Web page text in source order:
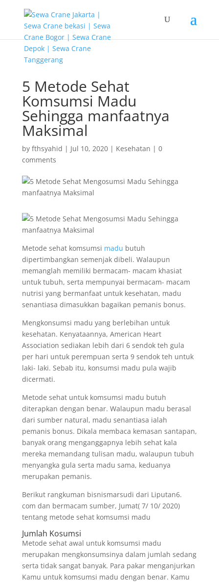
5 Metode Sehat
Komsumsi Madu
Sehingga manfaatnya
Maksimal
by fthsyahid | Jul 10, 2020| Kesehatan | 0
comments
Metode sehat komsumsi madu butuh
dipertimbangkan semenjak dibeli. Walaupun
memanglah memiliki bermacam- macam khasiat
untuk tubuh, serta mempunyai bermacam- macam
nutrisi yang bermanfaat untuk kesehatan, madu
senantiasa dimasukkan bagaikan pemanis bonus.
Mengkonsumsi madu yang berlebihan untuk
kesehatan. Kenyataannya, American Heart
Association sediakan lebih dari 6 sendok teh gula
per hari untuk perempuan serta 9 sendok teh untuk
laki- laki. Sebab itu, konsumsi madu pula wajib
dicermati.
Metode sehat untuk komsumsi madu butuh
diterapkan dengan benar. Walaupun madu berasal
dari sumber natural, madu senantiasa ialah
pemanis bonus. Dikala membaca kemasan santapan,
banyak orang menganggapnya lebih sehat kala
mereka memandang tulisan madu, walaupun tubuh
menyangka gula serta madu sama, keduanya
merupakan pemanis.
Berikut rangkuman bisnismarsudi dari Liputan6.
com dan bermacam sumber, Jumat( 7/ 10/ 2020)
tentang metode sehat komsumsi madu
Jumlah Kosumsi
Metode sehat awal untuk komsumsi madu
merupakan mengkonsumsinya dalam jumlah sedang
serta tidak sangat banyak. Para pakar menganjurkan
Kamu untuk komsumsi madu dengan benar. Kamu